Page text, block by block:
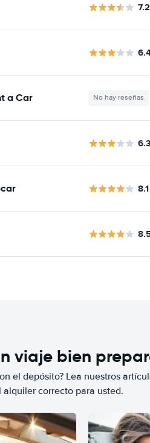
7.2
a Car No hay reseñas
8.1
viaje bien
el depósito? Lea nuestros
correcto para usted.